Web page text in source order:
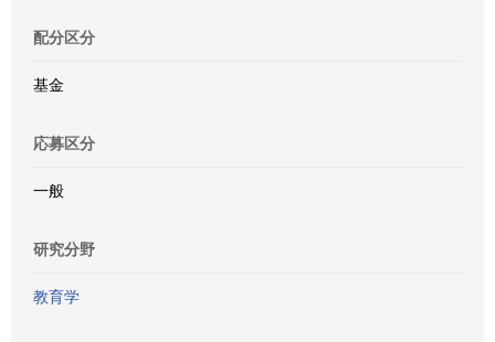
配分区分
基金
応募区分
一般
研究分野
教育学